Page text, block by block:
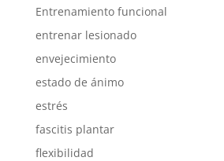
Entrenamiento funcional
entrenar lesionado
envejecimiento
estado de ánimo
estrés
fascitis plantar
flexibilidad